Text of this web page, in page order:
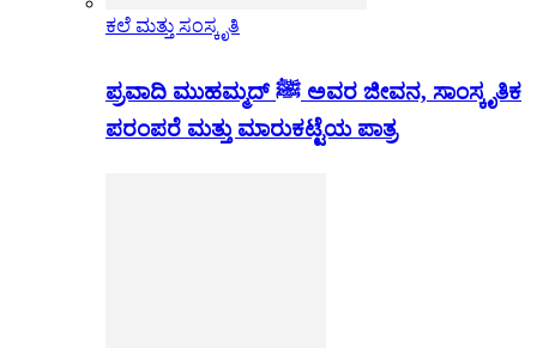
ಕಲೆ ಮತ್ತು ಸಂಸ್ಕೃತಿ
ಪ್ರವಾದಿ ಮುಹಮ್ಮದ್ ﷺ ಅವರ ಜೀವನ, ಸಾಂಸ್ಕೃತಿಕ
ಪರಂಪರೆ ಮತ್ತು ಮಾರುಕಟ್ಟೆಯ ಪಾತ್ರ